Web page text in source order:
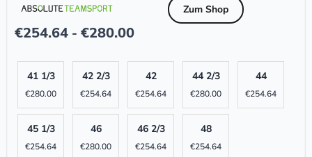
€254.64 - €280.00
Zum Shop
41 1/3
€280.00
42 2/3
€254.64
42
€254.64
44 2/3
€280.00
44
€254.64
45 1/3
€254.64
46
€280.00
46 2/3
€254.64
48
€254.64